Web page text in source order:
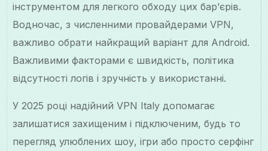
інструментом для легкого обходу цих бар’єрів.
Водночас, з численними провайдерами VPN,
важливо обрати найкращий варіант для Android.
Важливими факторами є швидкість, політика
відсутності логів і зручність у використанні.
У 2025 році надійний VPN Italy допомагає
залишатися захищеним і підключеним, будь то
перегляд улюблених шоу, ігри або просто серфінг